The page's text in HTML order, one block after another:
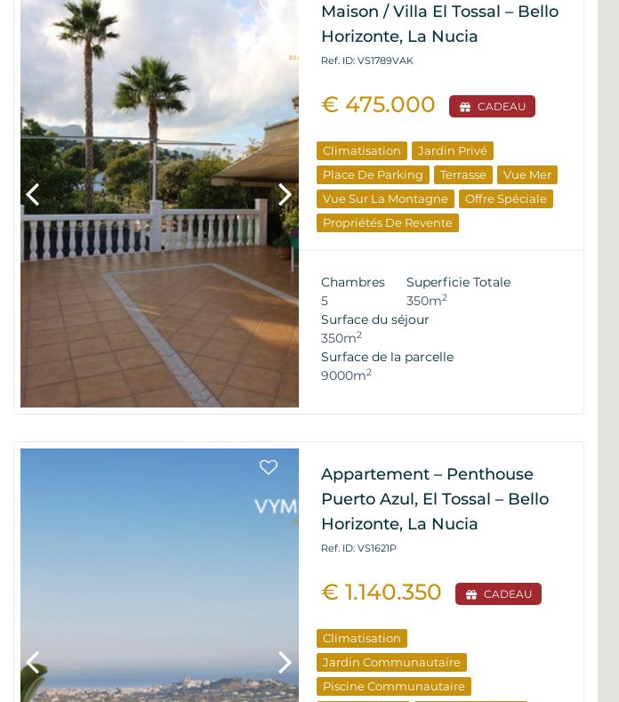
Maison / Villa El Tossal – Bello
Horizonte, La Nucia
Ref. ID: VS1789VAK
€ 475.000 CADEAU
Climatisation
Jardin Privé
Place De Parking
Terrasse
Vue Mer
Vue Sur La Montagne
Offre Spéciale
Propriétés De Revente
Chambres
5
Superficie Totale
350m2
Surface du séjour
350m2
Surface de la parcelle
9000m2
Appartement – Penthouse
Puerto Azul, El Tossal – Bello
Horizonte, La Nucia
Ref. ID: VS1621P
€ 1.140.350 CADEAU
Climatisation
Jardin Communautaire
Piscine Communautaire